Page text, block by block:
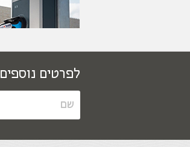
לפרטים